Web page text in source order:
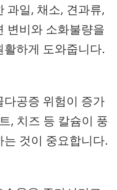
과일, 채소, 견과류,
변비와 소화불량을
하게 도와줍니다.
공증 위험이 증가
, 치즈 등 칼슘이 풍
것이 중요합니다.